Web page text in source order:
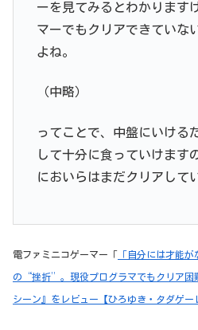
ーを見てみるとわかります
マーでもクリアできていな
よね。
（中略）
ってことで、中盤にいける
して十分に食っていけます
においらはまだクリアして
電ファミニコゲーマー「 「自分には才能
の“挫折”。現役プログラマでもクリア困
シーン』をレビュー【ひろゆき・タダゲー